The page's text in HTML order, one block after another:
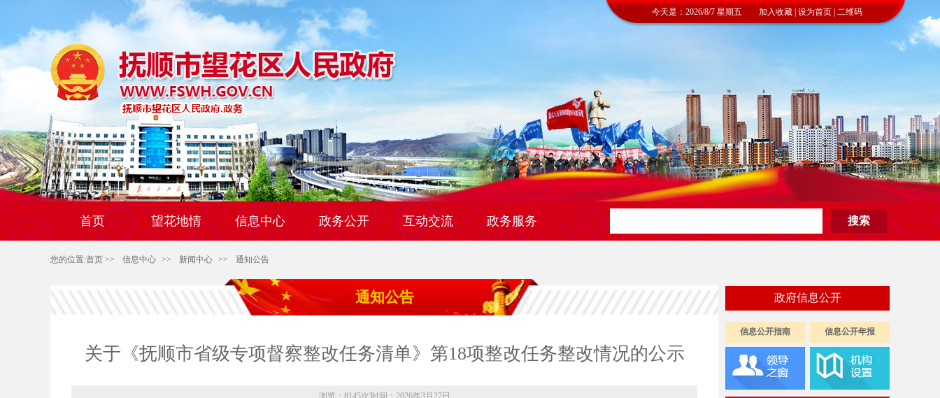
今天是：2026/8/7 星期五 加入收藏 | 设为首页 | 二维码
首页 望花地情 信息中心 政务公开 互动交流 政务服务
您的位置:首页 >> 信息中心 >> 新闻中心 >> 通知公告
通知公告
关于《抚顺市省级专项督察整改任务清单》第18项整改任务整改情况的公示
浏览：8145次'时间：2026年3月27日
政府信息公开
信息公开指南 信息公开年报